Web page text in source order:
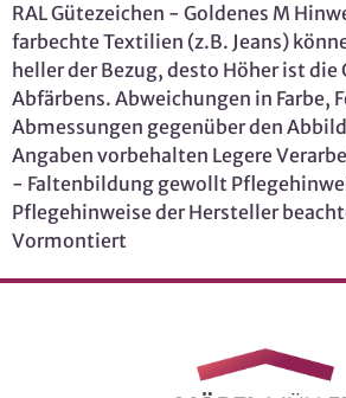
RAL Gütezeichen - Goldenes M
farbechte Textilien (z.B. Jeans)
heller der Bezug, desto Höher ist die
Abfärbens. Abweichungen in Farbe,
Abmessungen gegenüber den
Angaben vorbehalten Legere
- Faltenbildung gewollt
Pflegehinweise der Hersteller
Vormontiert